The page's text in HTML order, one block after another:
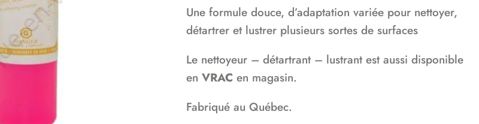
Une formule douce, d’adaptation variée pour nettoyer,
détartrer et lustrer plusieurs sortes de surfaces
Le nettoyeur – détartrant – lustrant est aussi disponible
en VRAC en magasin.
Fabriqué au Québec.